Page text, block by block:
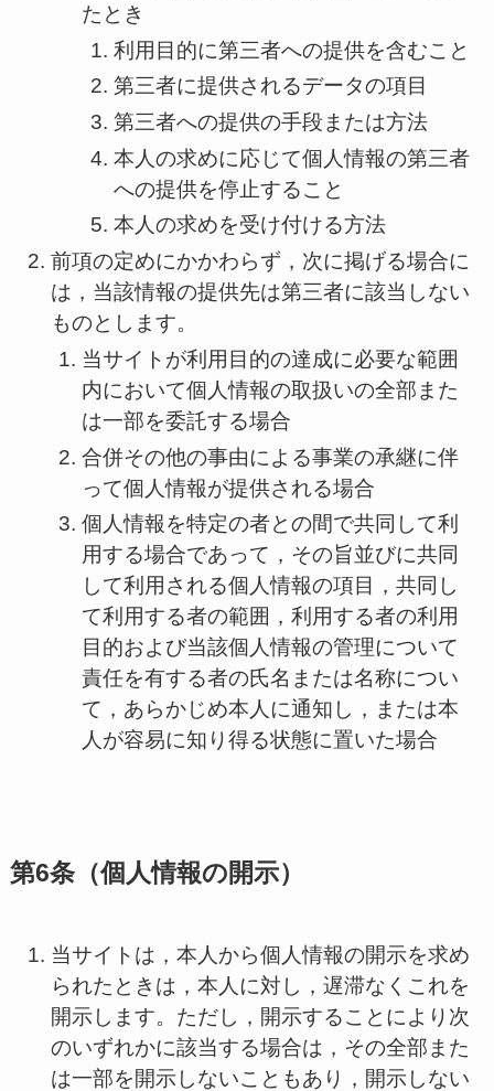
たとき
利用目的に第三者への提供を含むこと
第三者に提供されるデータの項目
第三者への提供の手段または方法
本人の求めに応じて個人情報の第三者
への提供を停止すること
本人の求めを受け付ける方法
前項の定めにかかわらず，次に掲げる場合に
は，当該情報の提供先は第三者に該当しない
ものとします。
当サイトが利用目的の達成に必要な範囲
内において個人情報の取扱いの全部また
は一部を委託する場合
合併その他の事由による事業の承継に伴
って個人情報が提供される場合
個人情報を特定の者との間で共同して利
用する場合であって，その旨並びに共同
して利用される個人情報の項目，共同し
て利用する者の範囲，利用する者の利用
目的および当該個人情報の管理について
責任を有する者の氏名または名称につい
て，あらかじめ本人に通知し，または本
人が容易に知り得る状態に置いた場合
第6条（個人情報の開示）
当サイトは，本人から個人情報の開示を求め
られたときは，本人に対し，遅滞なくこれを
開示します。ただし，開示することにより次
のいずれかに該当する場合は，その全部また
は一部を開示しないこともあり，開示しない